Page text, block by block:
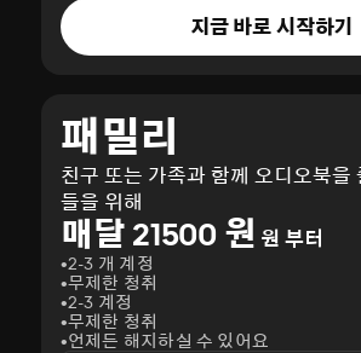
지금 바로 시작하기
패밀리
친구 또는 가족과 함께 오디오북을
들을 위해
매달 21500 원 원 부터
2-3 개 계정
무제한 청취
2-3 계정
무제한 청취
언제든 해지하실 수 있어요